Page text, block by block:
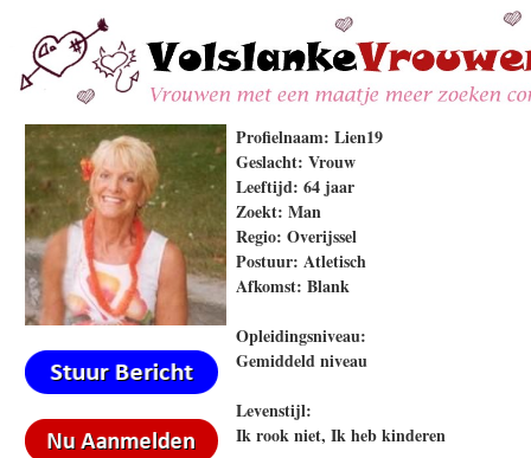
Profielnaam: Lien19
Geslacht: Vrouw
Leeftijd: 64 jaar
Zoekt: Man
Regio: Overijssel
Postuur: Atletisch
Afkomst: Blank
Opleidingsniveau:
Gemiddeld niveau
Levenstijl:
Ik rook niet, Ik heb kinderen